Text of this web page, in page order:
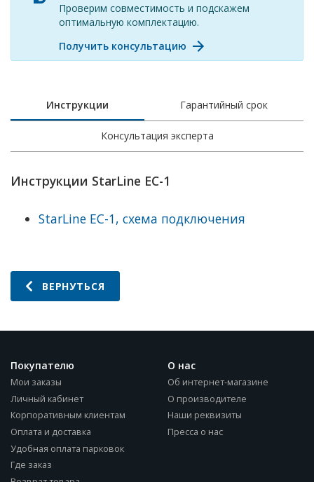
Проверим совместимость и подскажем
оптимальную комплектацию.
Получить консультацию
Инструкции Гарантийный срок
Консультация эксперта
Инструкции StarLine EC-1
StarLine EC-1, схема подключения
ВЕРНУТЬСЯ
Покупателю
Мои заказы
Личный кабинет
Корпоративным клиентам
Оплата и доставка
Удобная оплата парковок
Где заказ
О нас
Об интернет-магазине
О производителе
Наши реквизиты
Пресса о нас